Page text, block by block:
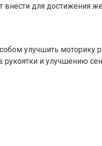
для достижения
улучшить
рукоятки и улучшению